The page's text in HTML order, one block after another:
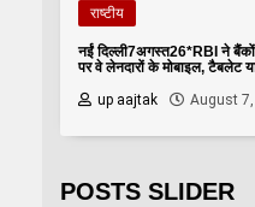
राष्टीय
नईं दिल्ली7अगस्त26*RBI ने बैंकों
पर वे लेनदारों के मोबाइल, टैबलेट
up aajtak
August
POSTS SLIDER